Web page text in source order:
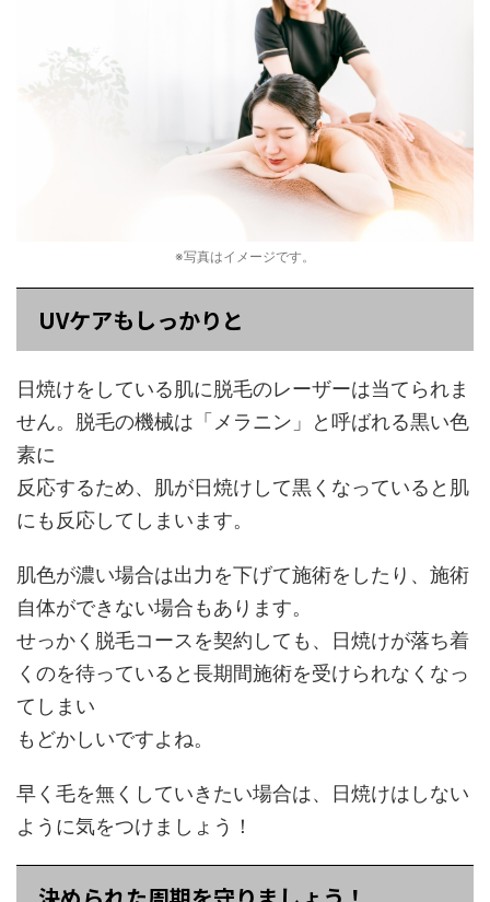
※写真はイメージです。
UVケアもしっかりと
日焼けをしている肌に脱毛のレーザーは当てられま
せん。脱毛の機械は「メラニン」と呼ばれる黒い色
素に
反応するため、肌が日焼けして黒くなっていると肌
にも反応してしまいます。
肌色が濃い場合は出力を下げて施術をしたり、施術
自体ができない場合もあります。
せっかく脱毛コースを契約しても、日焼けが落ち着
くのを待っていると長期間施術を受けられなくなっ
てしまい
もどかしいですよね。
早く毛を無くしていきたい場合は、日焼けはしない
ように気をつけましょう！